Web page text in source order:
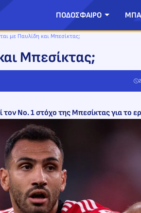
ΠΟΔΟΣΦΑΙΡΟ
με Παυλίδη και Μπεσίκτας;
Μπεσίκτας;
Νο. 1 στόχο της Μπεσίκτας για το